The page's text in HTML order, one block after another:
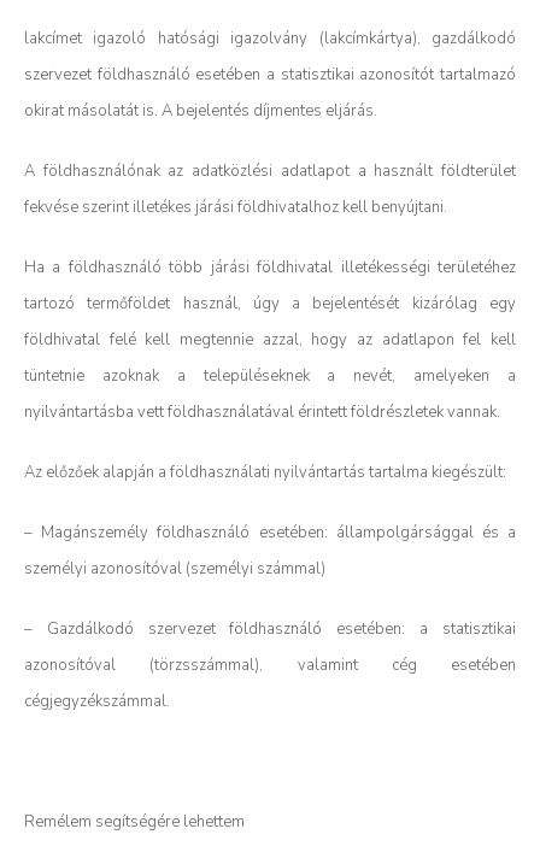
lakcímet igazoló hatósági igazolvány (lakcímkártya), gazdálkodó
szervezet földhasználó esetében a statisztikai azonosítót tartalmazó
okirat másolatát is. A bejelentés díjmentes eljárás.
A földhasználónak az adatközlési adatlapot a használt földterület
fekvése szerint illetékes járási földhivatalhoz kell benyújtani.
Ha a földhasználó több járási földhivatal illetékességi területéhez
tartozó termőföldet használ, úgy a bejelentését kizárólag egy
földhivatal felé kell megtennie azzal, hogy az adatlapon fel kell
tüntetnie azoknak a településeknek a nevét, amelyeken a
nyilvántartásba vett földhasználatával érintett földrészletek vannak.
Az előzőek alapján a földhasználati nyilvántartás tartalma kiegészült:
– Magánszemély földhasználó esetében: állampolgársággal és a
személyi azonosítóval (személyi számmal)
– Gazdálkodó szervezet földhasználó esetében: a statisztikai
azonosítóval (törzsszámmal), valamint cég esetében
cégjegyzékszámmal.
Remélem segítségére lehettem